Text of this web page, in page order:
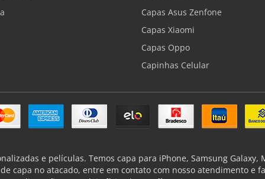
Capas Asus Zenfone
Capas Xiaomi
Capas Oppo
Capinhas Celular
e películas. Temos capa para iPhone, Samsung Galaxy,
capa no atacado, entre em contato com nosso atendimento e